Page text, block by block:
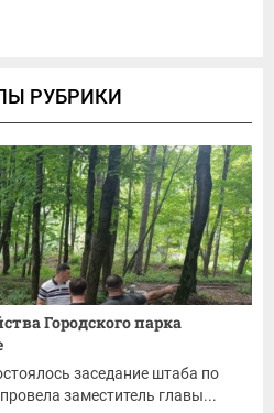
РУБРИКИ
Городского парка
заседание штаба по
заместитель главы...